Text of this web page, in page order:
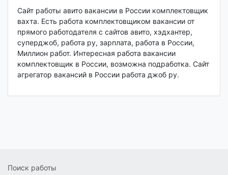
Сайт работы авито вакансии в России комплектовщик
вахта. Есть работа комплектовщиком вакансии от
прямого работодателя с сайтов авито, хэдхантер,
суперджоб, работа ру, зарплата, работа в России,
Миллион работ. Интересная работа вакансии
комплектовщик в России, возможна подработка. Сайт
агрегатор вакансий в России работа джоб ру.
Поиск работы